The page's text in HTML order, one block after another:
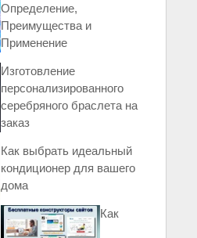
Определение,
Преимущества и
Применение
Изготовление
персонализированного
серебряного браслета на
заказ
Как выбрать идеальный
кондиционер для вашего
дома
Как